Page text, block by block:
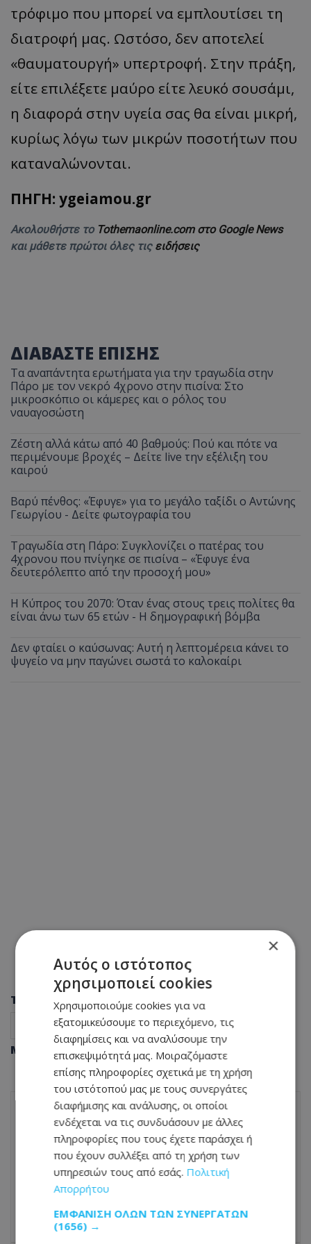
τρόφιμο που μπορεί να εμπλουτίσει τη
διατροφή μας. Ωστόσο, δεν αποτελεί
«θαυματουργή» υπερτροφή. Στην πράξη,
είτε επιλέξετε μαύρο είτε λευκό σουσάμι,
η διαφορά στην υγεία σας θα είναι μικρή,
κυρίως λόγω των μικρών ποσοτήτων που
καταναλώνονται.
ΠΗΓΗ: ygeiamou.gr
Ακολουθήστε το Tothemaonline.com στο Google News
και μάθετε πρώτοι όλες τις ειδήσεις
ΔΙΑΒΑΣΤΕ ΕΠΙΣΗΣ
Τα αναπάντητα ερωτήματα για την τραγωδία στην
Πάρο με τον νεκρό 4χρονο στην πισίνα: Στο
μικροσκόπιο οι κάμερες και ο ρόλος του
ναυαγοσώστη
Ζέστη αλλά κάτω από 40 βαθμούς: Πού και πότε να
περιμένουμε βροχές – Δείτε live την εξέλιξη του
καιρού
Βαρύ πένθος: «Έφυγε» για το μεγάλο ταξίδι ο Αντώνης
Γεωργίου - Δείτε φωτογραφία του
Τραγωδία στη Πάρο: Συγκλονίζει ο πατέρας του
4χρονου που πνίγηκε σε πισίνα – «Έφυγε ένα
δευτερόλεπτο από την προσοχή μου»
Η Κύπρος του 2070: Όταν ένας στους τρεις πολίτες θα
είναι άνω των 65 ετών - Η δημογραφική βόμβα
Δεν φταίει ο καύσωνας: Αυτή η λεπτομέρεια κάνει το
ψυγείο να μην παγώνει σωστά το καλοκαίρι
Tags
γκρίζα μαλλιά μαύρο σουσάμι υγεία
Μοιράσου αυτό το άρθρο
ΠΡΟΗΓΟΎΜΕΝΟ ΆΡΘΡΟ
Τουλάχιστον ένας νεκρός και 8
τραυματίες μετά από έκρηξη δεξαμενής
χημικών σε εγκατάσταση στην
Ουάσινγκτον
×
Αυτός ο ιστότοπος
χρησιμοποιεί cookies
Χρησιμοποιούμε cookies για να
εξατομικεύσουμε το περιεχόμενο, τις
διαφημίσεις και να αναλύσουμε την
επισκεψιμότητά μας. Μοιραζόμαστε
επίσης πληροφορίες σχετικά με τη χρήση
του ιστότοπού μας με τους συνεργάτες
διαφήμισης και ανάλυσης, οι οποίοι
ενδέχεται να τις συνδυάσουν με άλλες
πληροφορίες που τους έχετε παράσχει ή
που έχουν συλλέξει από τη χρήση των
υπηρεσιών τους από εσάς. Πολιτική
Απορρήτου
ΕΜΦΆΝΙΣΗ ΌΛΩΝ ΤΩΝ ΣΥΝΕΡΓΑΤΏΝ
(1656) →